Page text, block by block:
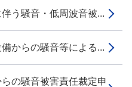
う騒音・低周波音被...
からの騒音等による...
の騒音被害責任裁定申